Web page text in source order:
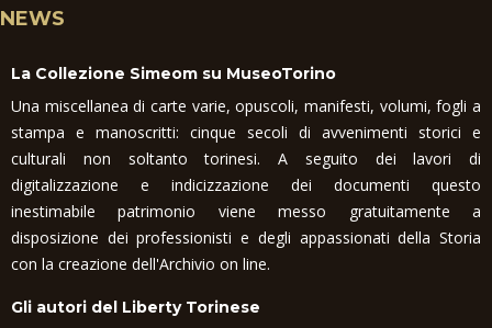
NEWS
La Collezione Simeom su MuseoTorino
Una miscellanea di carte varie, opuscoli, manifesti, volumi, fogli a
stampa e manoscritti: cinque secoli di avvenimenti storici e
culturali non soltanto torinesi. A seguito dei lavori di
digitalizzazione e indicizzazione dei documenti questo
inestimabile patrimonio viene messo gratuitamente a
disposizione dei professionisti e degli appassionati della Storia
con la creazione dell'Archivio on line.
Gli autori del Liberty Torinese